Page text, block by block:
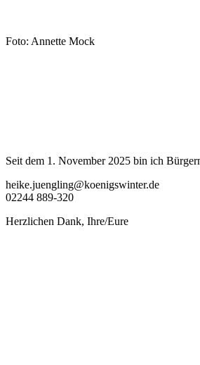
Foto: Annette Mock
Seit dem 1. November 2025 bin ich
heike.juengling@koenigswinter.de
02244 889-320
Herzlichen Dank, Ihre/Eure